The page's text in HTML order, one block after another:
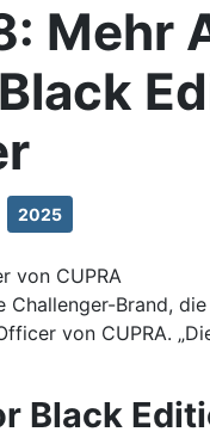
Mehr
2025
von CUPRA
Challenger-Brand,
von CUPRA.
Black